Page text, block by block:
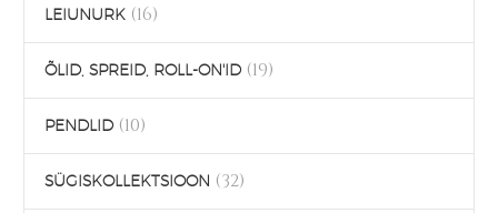
LEIUNURK (16)
ÕLID, SPREID, ROLL-ON'ID (19)
PENDLID (10)
SÜGISKOLLEKTSIOON (32)